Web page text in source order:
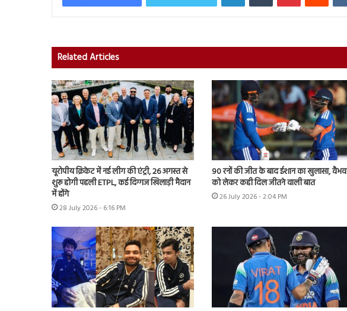
Related Articles
यूरोपीय क्रिकेट में नई लीग की एंट्री, 26 अगस्त से
शुरू होगी पहली ETPL, कई दिग्गज खिलाड़ी मैदान
में होंगे
28 July 2026 - 6:16 PM
90 रनों की जीत के बाद ईशान का खुलासा, वैभव
को लेकर कही दिल जीतने वाली बात
26 July 2026 - 2:04 PM